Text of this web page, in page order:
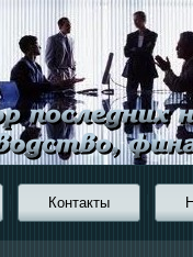
Контакты